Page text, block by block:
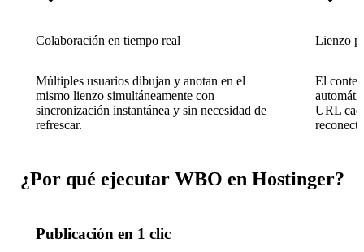
Colaboración en tiempo real
Múltiples usuarios dibujan y anotan en el
mismo lienzo simultáneamente con
sincronización instantánea y sin necesidad de
refrescar.
Lienzo
El
URL
¿Por qué ejecutar WBO en Hostinger?
Publicación en 1 clic